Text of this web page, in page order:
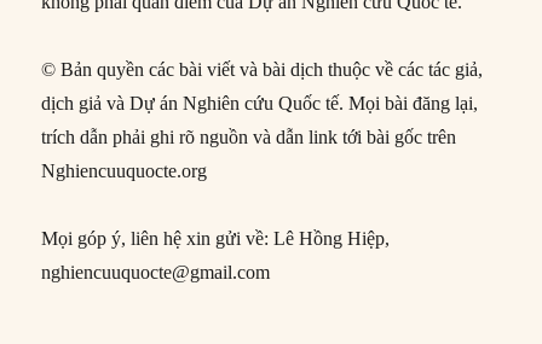
© Bản quyền các bài viết và bài dịch thuộc về các tác giả,
dịch giả và Dự án Nghiên cứu Quốc tế. Mọi bài đăng lại,
trích dẫn phải ghi rõ nguồn và dẫn link tới bài gốc trên
Nghiencuuquocte.org
Mọi góp ý, liên hệ xin gửi về: Lê Hồng Hiệp,
nghiencuuquocte@gmail.com